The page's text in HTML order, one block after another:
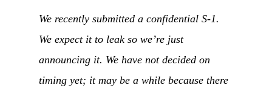
We recently submitted a confidential S-1.
We expect it to leak so we’re just
announcing it. We have not decided on
timing yet; it may be a while because there